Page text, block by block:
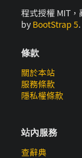
程式授權 MIT
by BootStrap 5.
條款
關於本站
服務條款
隱私權條款
站內服務
查辭典